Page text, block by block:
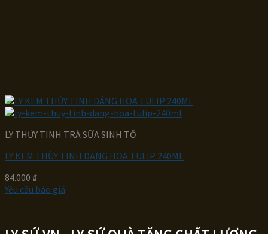
LY THỦY TINH TRÀ SỮA SINH TỐ
LY KEM THỦY TINH DÁNG HOA TULIP 240ML
84.000 ₫
Yêu cầu báo giá